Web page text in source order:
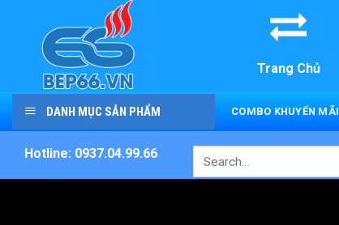
content
Trang Chủ
DANH MỤC SẢN PHẨM COMBO KHUYẾN MÃI
Hotline: 0937.04.99.66
Search
for: